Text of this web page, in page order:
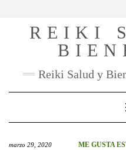
REIKI
Reiki Salud y
marzo 29, 2020 ME GUSTA